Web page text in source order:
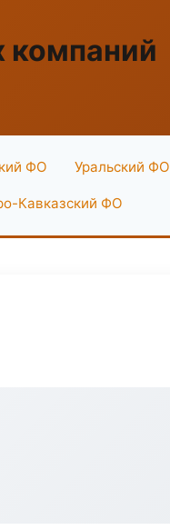
компаний
ФО Уральский ФО
Кавказский ФО